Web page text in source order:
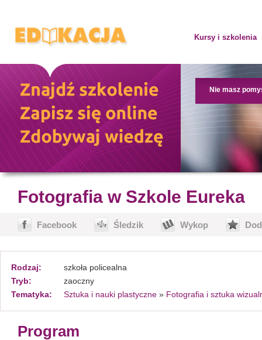
Kursy i szkolenia
Nie masz
Fotografia w Szkole Eureka
Facebook Śledzik Wykop
Rodzaj:
szkoła policealna
Tryb:
zaoczny
Tematyka:
Sztuka i nauki plastyczne » Fotografia i sztuka
Program